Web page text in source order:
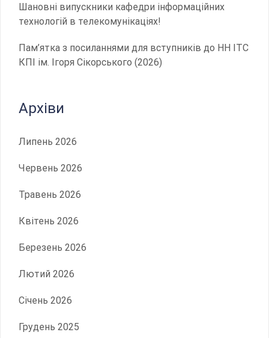
Шановні випускники кафедри інформаційних
технологій в телекомунікаціях!
Пам’ятка з посиланнями для вступників до НН ІТС
КПІ ім. Ігоря Сікорського (2026)
Архіви
Липень 2026
Червень 2026
Травень 2026
Квітень 2026
Березень 2026
Лютий 2026
Січень 2026
Грудень 2025